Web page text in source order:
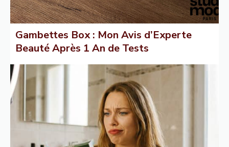
Gambettes Box : Mon Avis d’Experte
Beauté Après 1 An de Tests